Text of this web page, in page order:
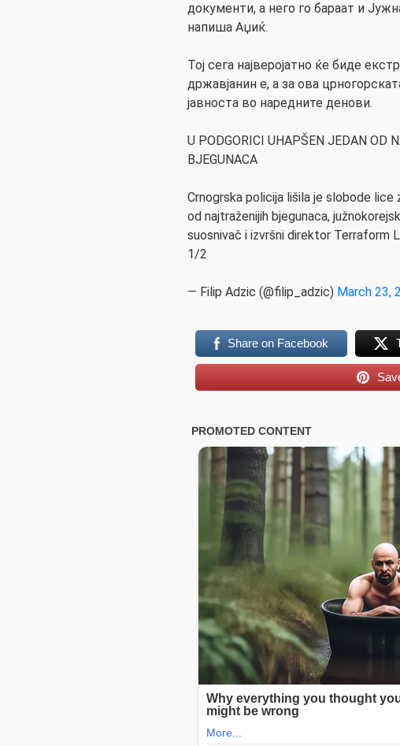
документи, а него го бараат и
напиша Аџиќ.
Тој сега најверојатно ќе биде
државјанин е, а за ова
јавноста во наредните денови.
U PODGORICI UHAPŠEN JEDAN OD
BJEGUNACA
Crnogrska policija lišila je slobode lice
od najtraženijih bjegunaca,
suosnivač i izvršni direktor Terraform
1/2
— Filip Adzic (@filip_adzic) March 23,
Share on Facebook